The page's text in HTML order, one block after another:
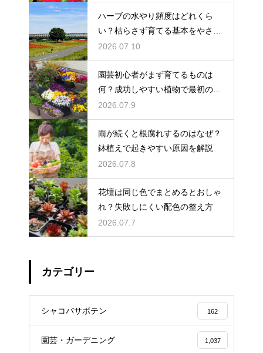
ハーブの水やり頻度はどれくら
い？枯らさず育てる基本をやさし
く紹介
2026.07.10
園芸初心者がまず育てるものは
何？成功しやすい植物で最初の一
歩を踏み出そう
2026.07.9
雨が続くと根腐れするのはなぜ？
鉢植えで起きやすい原因を解説
2026.07.8
花壇は同じ色でまとめるとおしゃ
れ？失敗しにくい配色の整え方
2026.07.7
カテゴリー
シャコバサボテン 162
園芸・ガーデニング 1,037